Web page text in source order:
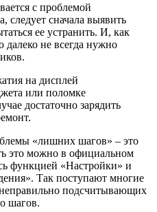
с проблемой
следует сначала выявить
ее устранить. И, как
далеко не всегда нужно
на дисплей
или поломке
достаточно зарядить
«лишних шагов» – это
это можно в официальном
функцией «Настройки» и
Так поступают многие
подсчитывающих
шагов.